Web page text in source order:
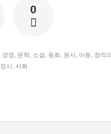
0
, 경영 , 문학, 소설 , 동화, 원서 , 아동, 창작
정시 , 사회